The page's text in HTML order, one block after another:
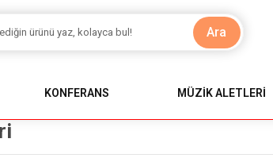
Ara
KONFERANS MÜZİK ALETLERİ